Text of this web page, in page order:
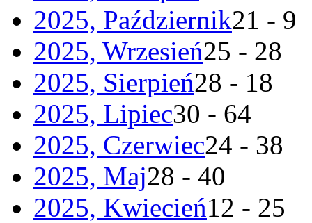
2025, Październik21 - 9
2025, Wrzesień25 - 28
2025, Sierpień28 - 18
2025, Lipiec30 - 64
2025, Czerwiec24 - 38
2025, Maj28 - 40
2025, Kwiecień12 - 25